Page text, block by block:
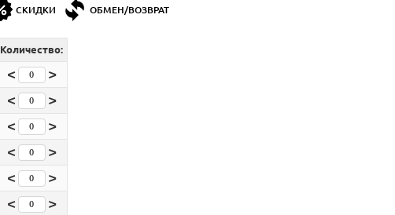
СКИДКИ ОБМЕН/ВОЗВРАТ
Количество:
< >
< >
< >
< >
< >
< >